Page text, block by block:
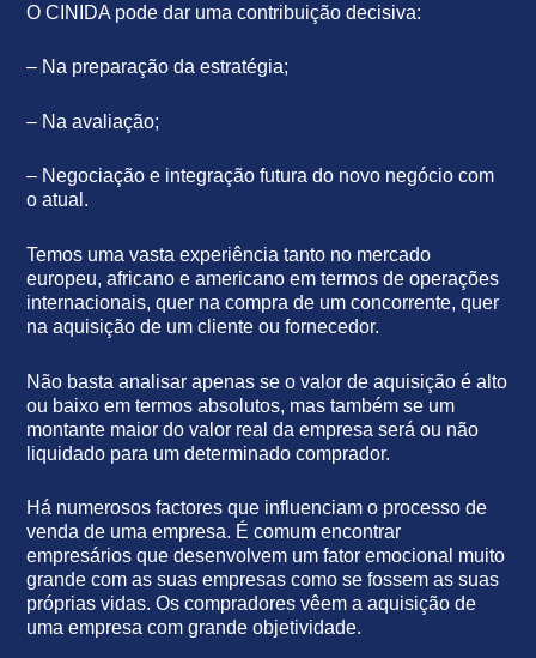
O CINIDA pode dar uma contribuição decisiva:
– Na preparação da estratégia;
– Na avaliação;
– Negociação e integração futura do novo negócio com
o atual.
Temos uma vasta experiência tanto no mercado
europeu, africano e americano em termos de operações
internacionais, quer na compra de um concorrente, quer
na aquisição de um cliente ou fornecedor.
Não basta analisar apenas se o valor de aquisição é alto
ou baixo em termos absolutos, mas também se um
montante maior do valor real da empresa será ou não
liquidado para um determinado comprador.
Há numerosos factores que influenciam o processo de
venda de uma empresa. É comum encontrar
empresários que desenvolvem um fator emocional muito
grande com as suas empresas como se fossem as suas
próprias vidas. Os compradores vêem a aquisição de
uma empresa com grande objetividade.